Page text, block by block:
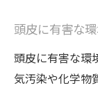
ケア
頭皮
専門
頭皮に有害な
頭皮に有害な環
気汚染や化学物